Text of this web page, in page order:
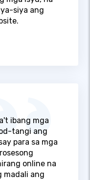
siya ang
ibang mga
tangi ang
para sa mga
online na
madali ang